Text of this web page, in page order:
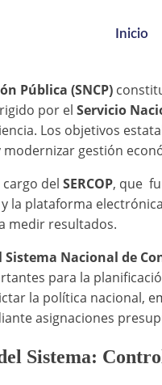
Inicio
Pública (SNCP)
por el Servicio
Los objetivos
gestión
del SERCOP, que
y la plataforma electrónica
medir resultados.
Sistema Nacional de
para la
la política nacional,
asignaciones
Sistema: